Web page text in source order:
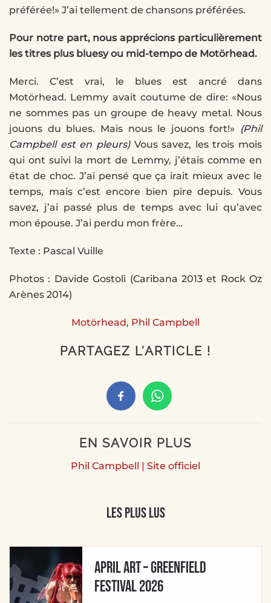
préférée!» J’ai tellement de chansons préférées.
Pour notre part, nous apprécions particulièrement
les titres plus bluesy ou mid-tempo de Motörhead.
Merci. C’est vrai, le blues est ancré dans
Motörhead. Lemmy avait coutume de dire: «Nous
ne sommes pas un groupe de heavy metal. Nous
jouons du blues. Mais nous le jouons fort!» (Phil
Campbell est en pleurs) Vous savez, les trois mois
qui ont suivi la mort de Lemmy, j’étais comme en
état de choc. J’ai pensé que ça irait mieux avec le
temps, mais c’est encore bien pire depuis. Vous
savez, j’ai passé plus de temps avec lui qu’avec
mon épouse. J’ai perdu mon frère…
Texte : Pascal Vuille
Photos : Davide Gostoli (Caribana 2013 et Rock Oz
Arènes 2014)
Motörhead, Phil Campbell
PARTAGEZ L’ARTICLE !
EN SAVOIR PLUS
Phil Campbell | Site officiel
Les plus lus
APRIL ART – Greenfield
Festival 2026